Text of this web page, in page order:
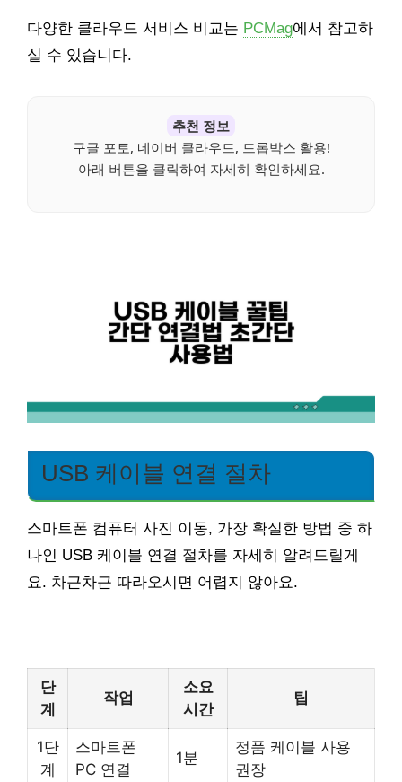
다양한 클라우드 서비스 비교는 PCMag에서 참고하
실 수 있습니다.
추천 정보
구글 포토, 네이버 클라우드, 드롭박스 활용!
아래 버튼을 클릭하여 자세히 확인하세요.
USB 케이블 연결 절차
스마트폰 컴퓨터 사진 이동, 가장 확실한 방법 중 하
나인 USB 케이블 연결 절차를 자세히 알려드릴게
요. 차근차근 따라오시면 어렵지 않아요.
단
계
작업
소요
시간
팁
1단
계
스마트폰
PC 연결
1분
정품 케이블 사용
권장